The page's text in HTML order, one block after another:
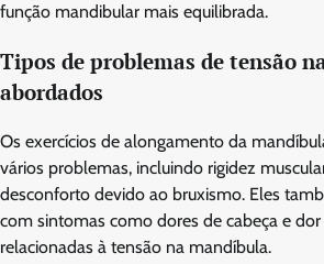
função mandibular mais equilibrada.
Tipos de problemas de tensão
abordados
Os exercícios de alongamento da
vários problemas, incluindo rigidez
desconforto devido ao bruxismo. Eles
com sintomas como dores de cabeça e
relacionadas à tensão na mandíbula.